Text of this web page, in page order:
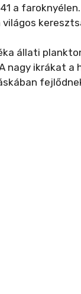
a
állati
ikrákat a